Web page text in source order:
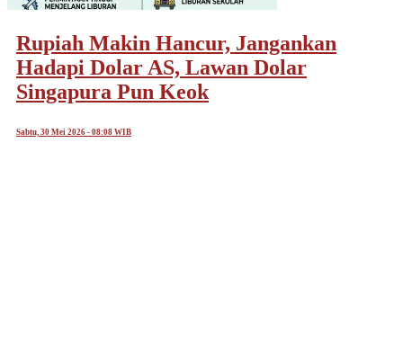
Rupiah Makin Hancur, Jangankan
Hadapi Dolar AS, Lawan Dolar
Singapura Pun Keok
Sabtu, 30 Mei 2026 - 08:08 WIB